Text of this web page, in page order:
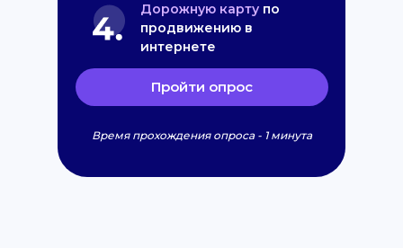
Дорожную карту по
продвижению в
интернете
Пройти опрос
Время прохождения опроса - 1 минута